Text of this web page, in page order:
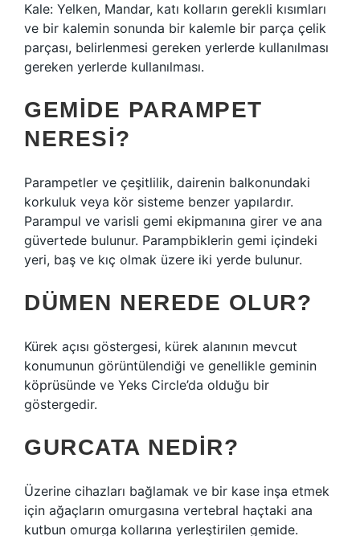
Kale: Yelken, Mandar, katı kolların gerekli kısımları
ve bir kalemin sonunda bir kalemle bir parça çelik
parçası, belirlenmesi gereken yerlerde kullanılması
gereken yerlerde kullanılması.
GEMIDE PARAMPET
NERESI?
Parampetler ve çeşitlilik, dairenin balkonundaki
korkuluk veya kör sisteme benzer yapılardır.
Parampul ve varisli gemi ekipmanına girer ve ana
güvertede bulunur. Parampbiklerin gemi içindeki
yeri, baş ve kıç olmak üzere iki yerde bulunur.
DÜMEN NEREDE OLUR?
Kürek açısı göstergesi, kürek alanının mevcut
konumunun görüntülendiği ve genellikle geminin
köprüsünde ve Yeks Circle’da olduğu bir
göstergedir.
GURCATA NEDIR?
Üzerine cihazları bağlamak ve bir kase inşa etmek
için ağaçların omurgasına vertebral haçtaki ana
kutbun omurga kollarına yerleştirilen gemide.